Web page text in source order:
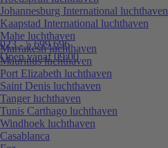
023 - 5 699 696
Open vanaf 09:00
Johannesburg International luchthaven
Kaapstad International luchthaven
Mahe luchthaven
Marrakesh luchthaven
Mauritius luchthaven
Port Elizabeth luchthaven
Saint Denis luchthaven
Tanger luchthaven
Tunis Carthago luchthaven
Windhoek luchthaven
Casablanca